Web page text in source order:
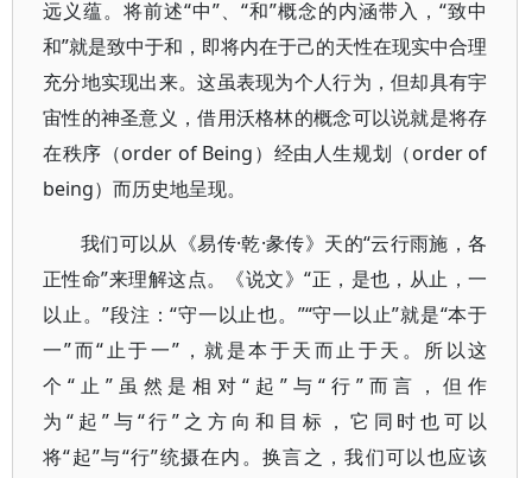
远义蕴。将前述“中”、“和”概念的内涵带入，“致中
和”就是致中于和，即将内在于己的天性在现实中合理
充分地实现出来。这虽表现为个人行为，但却具有宇
宙性的神圣意义，借用沃格林的概念可以说就是将存
在秩序（order of Being）经由人生规划（order of
being）而历史地呈现。
我们可以从《易传·乾·彖传》天的“云行雨施，各
正性命”来理解这点。《说文》“正，是也，从止，一
以止。”段注：“守一以止也。”“守一以止”就是“本于
一”而“止于一”，就是本于天而止于天。所以这
个“止”虽然是相对“起”与“行”而言，但作
为“起”与“行”之方向和目标，它同时也可以
将“起”与“行”统摄在内。换言之，我们可以也应该